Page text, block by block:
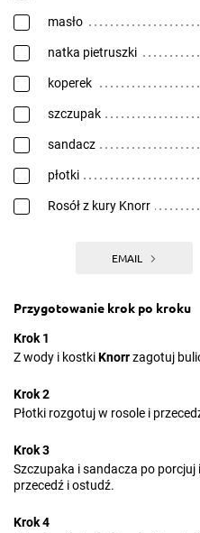
masło
natka pietruszki
koperek
szczupak
sandacz
płotki
Rosół z kury Knorr
EMAIL
Przygotowanie krok po kroku
Krok 1
Z wody i kostkiKnorrzagotuj
Krok 2
Płotki rozgotuj w rosole i
Krok 3
Szczupaka i sandacza po
przecedź i ostudź.
Krok 4